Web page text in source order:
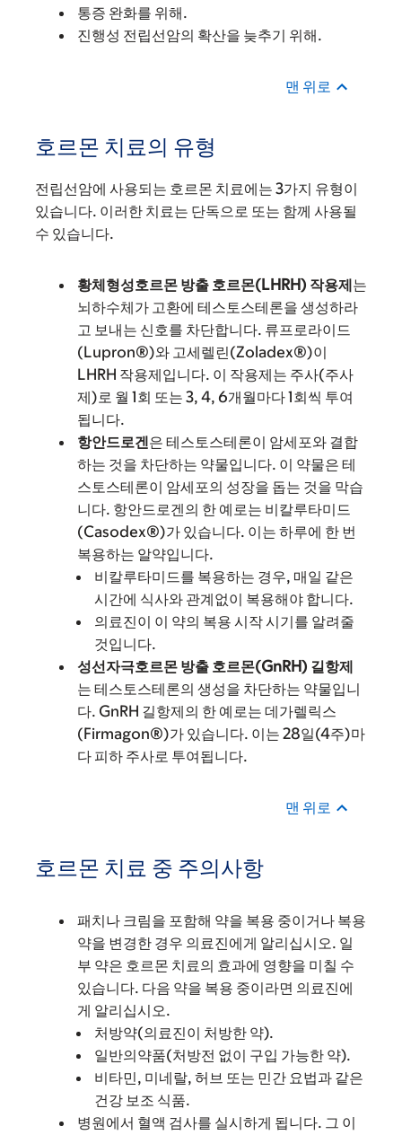
통증 완화를 위해.
진행성 전립선암의 확산을 늦추기 위해.
맨 위로
호르몬 치료의 유형
전립선암에 사용되는 호르몬 치료에는 3가지 유형이
있습니다. 이러한 치료는 단독으로 또는 함께 사용될
수 있습니다.
황체형성호르몬 방출 호르몬(LHRH) 작용제는
뇌하수체가 고환에 테스토스테론을 생성하라
고 보내는 신호를 차단합니다. 류프로라이드
(Lupron®)와 고세렐린(Zoladex®)이
LHRH 작용제입니다. 이 작용제는 주사(주사
제)로 월 1회 또는 3, 4, 6개월마다 1회씩 투여
됩니다.
항안드로겐은 테스토스테론이 암세포와 결합
하는 것을 차단하는 약물입니다. 이 약물은 테
스토스테론이 암세포의 성장을 돕는 것을 막습
니다. 항안드로겐의 한 예로는 비칼루타미드
(Casodex®)가 있습니다. 이는 하루에 한 번
복용하는 알약입니다.
비칼루타미드를 복용하는 경우, 매일 같은
시간에 식사와 관계없이 복용해야 합니다.
의료진이 이 약의 복용 시작 시기를 알려줄
것입니다.
성선자극호르몬 방출 호르몬(GnRH) 길항제
는 테스토스테론의 생성을 차단하는 약물입니
다. GnRH 길항제의 한 예로는 데가렐릭스
(Firmagon®)가 있습니다. 이는 28일(4주)마
다 피하 주사로 투여됩니다.
맨 위로
호르몬 치료 중 주의사항
패치나 크림을 포함해 약을 복용 중이거나 복용
약을 변경한 경우 의료진에게 알리십시오. 일
부 약은 호르몬 치료의 효과에 영향을 미칠 수
있습니다. 다음 약을 복용 중이라면 의료진에
게 알리십시오.
처방약(의료진이 처방한 약).
일반의약품(처방전 없이 구입 가능한 약).
비타민, 미네랄, 허브 또는 민간 요법과 같은
건강 보조 식품.
병원에서 혈액 검사를 실시하게 됩니다. 그 이